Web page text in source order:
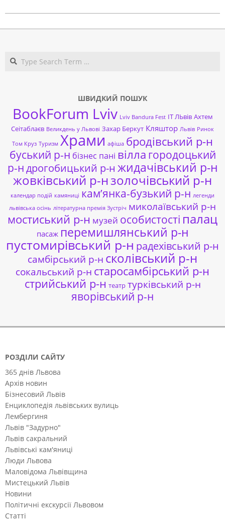
ШВИДКИЙ ПОШУК
BookForum Lviv Lviv Bandura Fest ІТ ЛЬвів Ахтем
Сеітаблаєв Великдень у Львові Захар Беркут Кляштор Львів Ринок
Том Круз Туризм Храми афіша бродівський р-н
буський р-н бізнес пані вілла городоцький
р-ндрогобицький р-н жидачівський р-н
жовківський р-нзолочівський р-н
календар подій камяниці кам’янка-бузький р-н легенди
львівська осінь літературна премія Зустріч миколаївський р-н
мостиський р-н музей особистості палац
пасаж перемишлянський р-н
пустомирівський р-н радехівський р-н
самбірський р-н сколівський р-н
сокальський р-н старосамбірський р-н
стрийський р-н театр турківський р-н
яворівський р-н
РОЗДІЛИ САЙТУ
365 днів Львова
Архів новин
Бізнесовий Львів
Енциклопедія львівських вулиць
Лембергиня
Львів "Задурно"
Львів сакральний
Львівські кам'яниці
Люди Львова
Маловідома Львівщина
Мистецький Львів
Новини
Політичні екскурсії Львовом
Статті